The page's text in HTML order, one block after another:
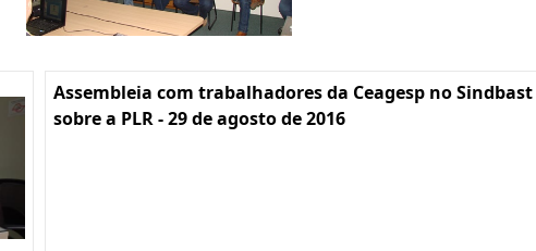
Assembleia com trabalhadores da Ceagesp no Sindbast
sobre a PLR - 29 de agosto de 2016